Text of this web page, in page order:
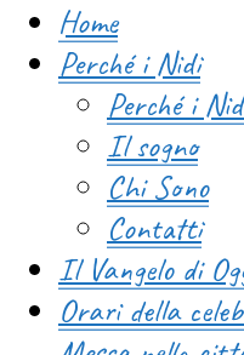
Home
Perché i Nidi
Perché i
Il sogno
Chi Sono
Contatti
Il Vangelo di
Orari della